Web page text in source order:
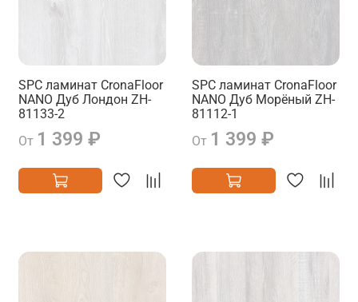
SPC ламинат CronaFloor
NANO Дуб Лондон ZH-
81133-2
От 1 399 ₽
SPC ламинат CronaFloor
NANO Дуб Морёный ZH-
81112-1
От 1 399 ₽